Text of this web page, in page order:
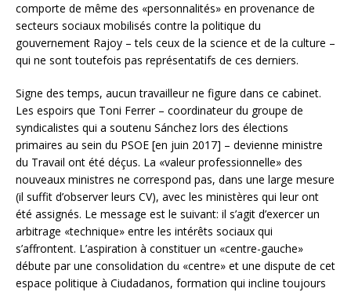
comporte de même des «personnalités» en provenance de
secteurs sociaux mobilisés contre la politique du
gouvernement Rajoy – tels ceux de la science et de la culture –
qui ne sont toutefois pas représentatifs de ces derniers.
Signe des temps, aucun travailleur ne figure dans ce cabinet.
Les espoirs que Toni Ferrer – coordinateur du groupe de
syndicalistes qui a soutenu Sánchez lors des élections
primaires au sein du PSOE [en juin 2017] – devienne ministre
du Travail ont été déçus. La «valeur professionnelle» des
nouveaux ministres ne correspond pas, dans une large mesure
(il suffit d’observer leurs CV), avec les ministères qui leur ont
été assignés. Le message est le suivant: il s’agit d’exercer un
arbitrage «technique» entre les intérêts sociaux qui
s’affrontent. L’aspiration à constituer un «centre-gauche»
débute par une consolidation du «centre» et une dispute de cet
espace politique à Ciudadanos, formation qui incline toujours